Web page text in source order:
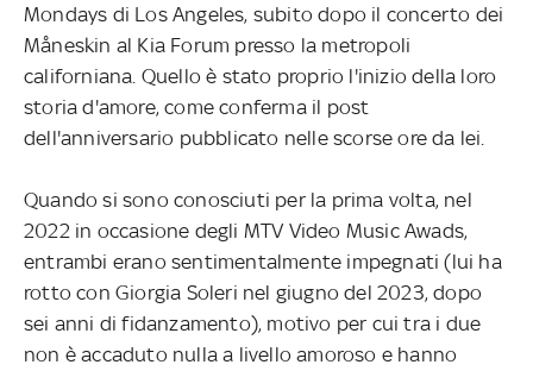
Mondays di Los Angeles, subito dopo il concerto dei
Måneskin al Kia Forum presso la metropoli
californiana. Quello è stato proprio l'inizio della loro
storia d'amore, come conferma il post
dell'anniversario pubblicato nelle scorse ore da lei.
Quando si sono conosciuti per la prima volta, nel
2022 in occasione degli MTV Video Music Awads,
entrambi erano sentimentalmente impegnati (lui ha
rotto con Giorgia Soleri nel giugno del 2023, dopo
sei anni di fidanzamento), motivo per cui tra i due
non è accaduto nulla a livello amoroso e hanno